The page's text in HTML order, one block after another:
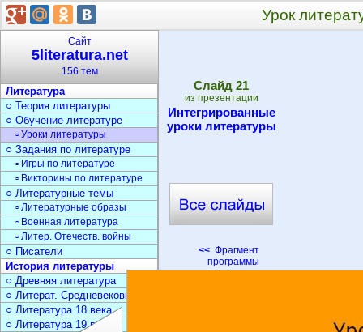
Урок
Cлайд 21
из презентации
Интегрированные
уроки литературы
<< Фрагмент
программы
Сайт
5literatura.net
156 тем
Литература
○ Теория литературы
○ Обучение литературе
▫ Уроки литературы
○ Задания по литературе
▫ Игры по литературе
▫ Викторины по литературе
○ Литературные темы
▫ Литературные образы
▫ Военная литература
▫ Литер. Отечеств. войны
○ Писатели
История литературы
○ Древняя литература
○ Литерат. Средневековья
○ Литература 18 века
○ Литература 19 века